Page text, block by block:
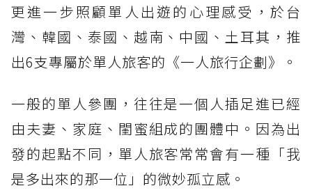
更進一步照顧單人出遊的心理感受，於台
灣、韓國、泰國、越南、中國、土耳其，推
出6支專屬於單人旅客的《一人旅行企劃》。
一般的單人參團，往往是一個人插足進已經
由夫妻、家庭、閨蜜組成的團體中。因為出
發的起點不同，單人旅客常常會有一種「我
是多出來的那一位」的微妙孤立感。